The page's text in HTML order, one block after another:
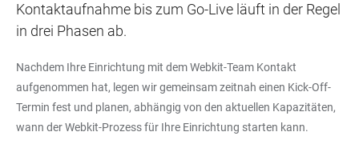
Kontaktaufnahme bis zum Go-Live läuft in der Regel
in drei Phasen ab.
Nachdem Ihre Einrichtung mit dem Webkit-Team Kontakt
aufgenommen hat, legen wir gemeinsam zeitnah einen Kick-Off-
Termin fest und planen, abhängig von den aktuellen Kapazitäten,
wann der Webkit-Prozess für Ihre Einrichtung starten kann.